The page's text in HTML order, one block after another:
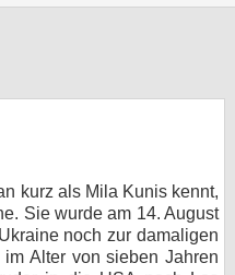
kurz als Mila Kunis kennt,
Sie wurde am 14. August
noch zur damaligen
Alter von sieben Jahren